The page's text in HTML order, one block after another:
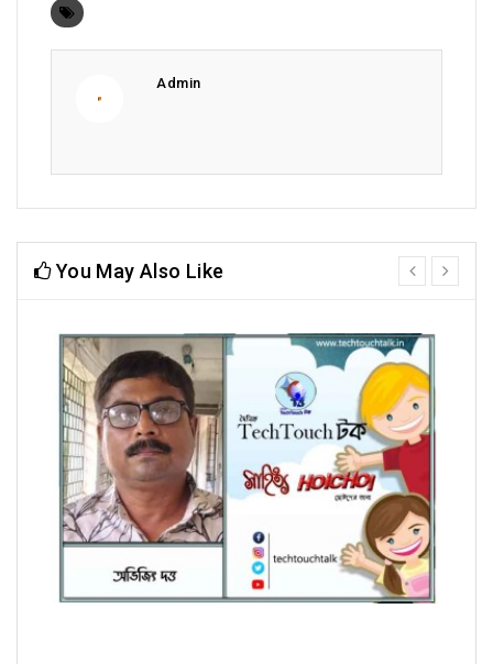
Admin
You May Also Like
prev